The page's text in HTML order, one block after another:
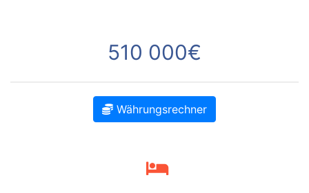
510 000€
Währungsrechner